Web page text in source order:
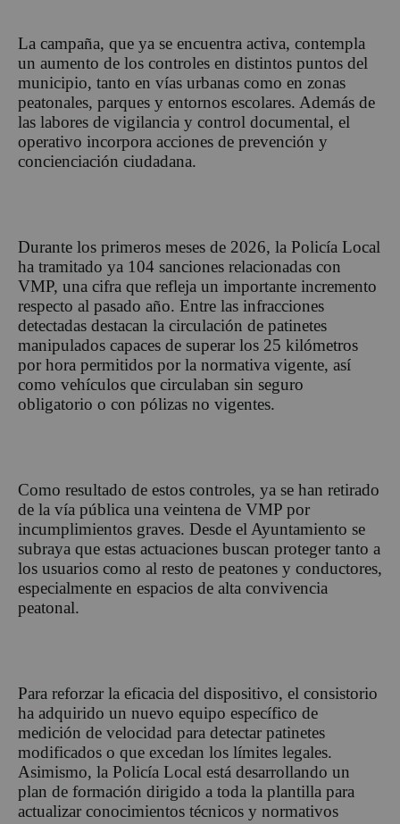
La campaña, que ya se encuentra activa, contempla
un aumento de los controles en distintos puntos del
municipio, tanto en vías urbanas como en zonas
peatonales, parques y entornos escolares. Además de
las labores de vigilancia y control documental, el
operativo incorpora acciones de prevención y
concienciación ciudadana.
Durante los primeros meses de 2026, la Policía Local
ha tramitado ya 104 sanciones relacionadas con
VMP, una cifra que refleja un importante incremento
respecto al pasado año. Entre las infracciones
detectadas destacan la circulación de patinetes
manipulados capaces de superar los 25 kilómetros
por hora permitidos por la normativa vigente, así
como vehículos que circulaban sin seguro
obligatorio o con pólizas no vigentes.
Como resultado de estos controles, ya se han retirado
de la vía pública una veintena de VMP por
incumplimientos graves. Desde el Ayuntamiento se
subraya que estas actuaciones buscan proteger tanto a
los usuarios como al resto de peatones y conductores,
especialmente en espacios de alta convivencia
peatonal.
Para reforzar la eficacia del dispositivo, el consistorio
ha adquirido un nuevo equipo específico de
medición de velocidad para detectar patinetes
modificados o que excedan los límites legales.
Asimismo, la Policía Local está desarrollando un
plan de formación dirigido a toda la plantilla para
actualizar conocimientos técnicos y normativos